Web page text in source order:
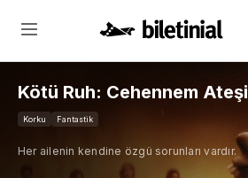
Kötü Ruh: Cehennem Ateşi
Korku Fantastik
Her ailenin kendine özgü sorunları vardır.